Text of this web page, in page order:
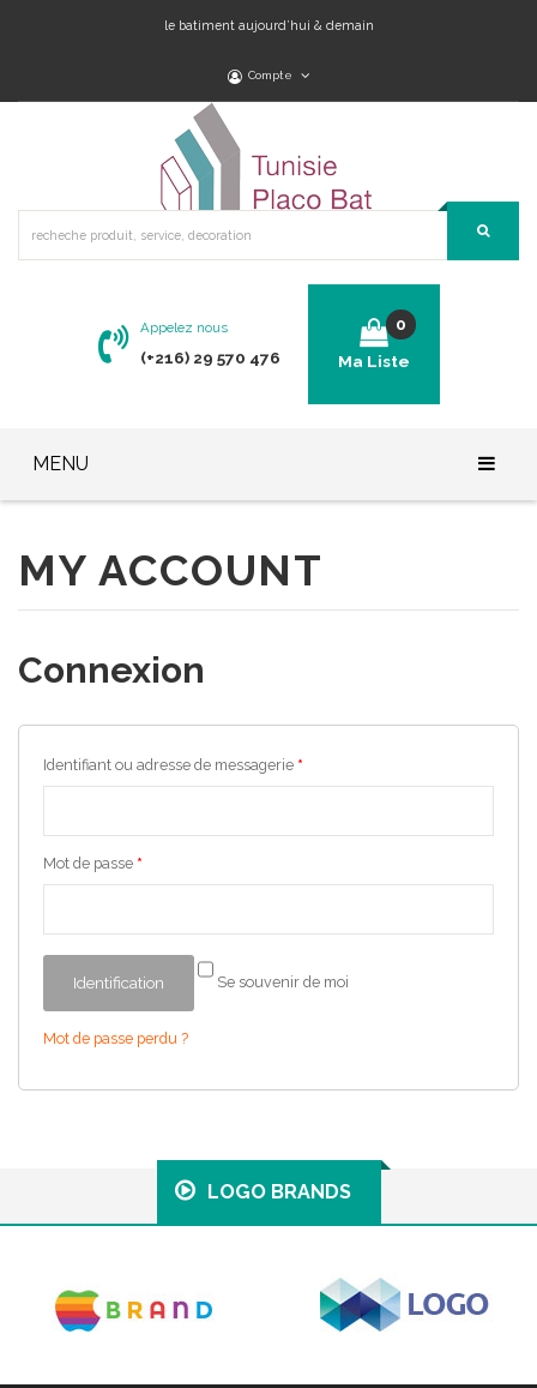
le batiment aujourd’hui & demain
Compte
Appelez nous
(+216) 29 570 476 Ma Liste
0
MENU
A Propos
Notre mission
Portofolio
Blog
Contact
MY ACCOUNT
Connexion
Identifiant ou adresse de messagerie *
Mot de passe *
Identification Se souvenir de moi
Mot de passe perdu ?
LOGO BRANDS